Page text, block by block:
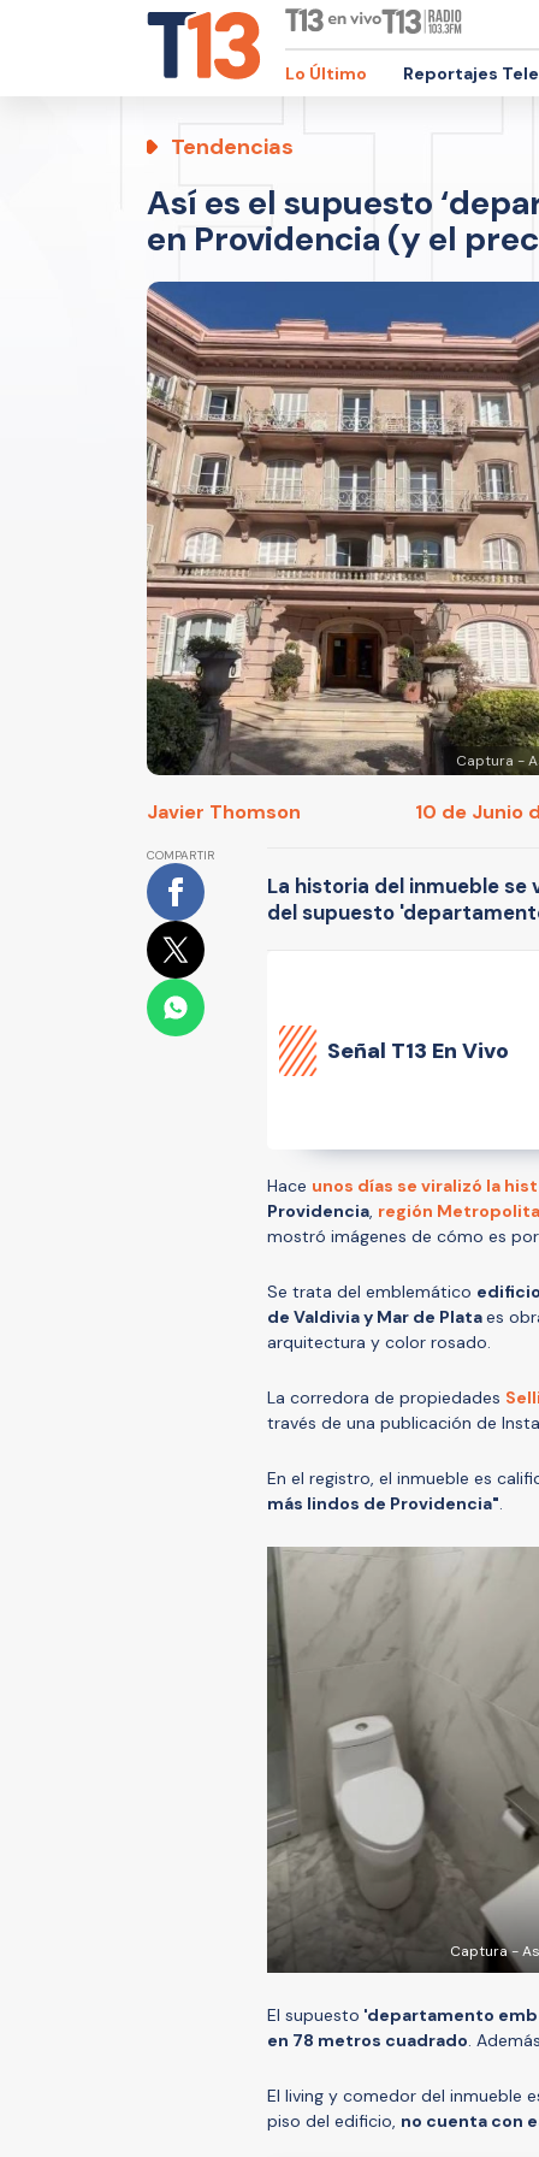
Lo Último Reportajes
Tendencias
Así es el supuesto
en Providencia (y el
Captura -
Javier Thomson 10 de Junio
COMPARTIR
La historia del inmueble se
del supuesto
Señal T13 En Vivo
Hace unos días se viralizó la
Providencia, región
mostró imágenes de cómo es
Se trata del emblemático
de Valdivia y Mar de Plataes
arquitectura y color rosado.
La corredora de propiedades
través de una publicación de
En el registro, el inmueble es
más lindos de Providencia".
Captura -
El supuesto 'departamento
en 78 metros cuadrado.
El living y comedor del inmueble
piso del edificio, no cuenta con